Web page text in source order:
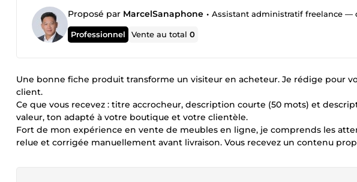
Proposé par MarcelSanaphone • Assistant administratif freelance —
Professionnel Vente au total0
Une bonne fiche produit transforme un visiteur en acheteur. Je rédige pour
client.
Ce que vous recevez : titre accrocheur, description courte (50 mots) et
valeur, ton adapté à votre boutique et votre clientèle.
Fort de mon expérience en vente de meubles en ligne, je comprends les
relue et corrigée manuellement avant livraison. Vous recevez un contenu